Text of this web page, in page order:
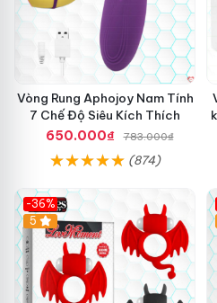
Vòng Rung Aphojoy Nam Tính
7 Chế Độ Siêu Kích Thích
650.000₫
783.000₫
(874)
-36%
5